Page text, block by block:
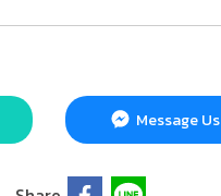
Message Us